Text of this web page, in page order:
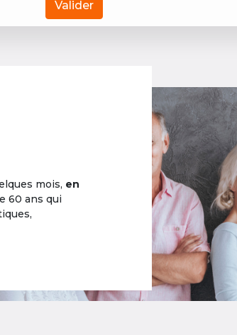
Valider
mois, en
60 ans qui